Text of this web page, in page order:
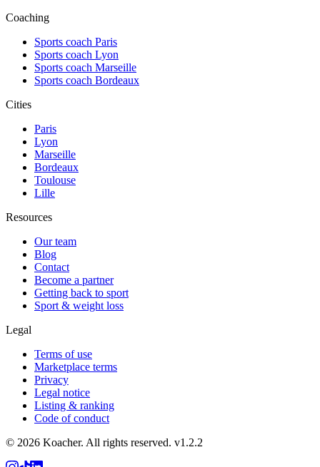
Coaching
Sports coach Paris
Sports coach Lyon
Sports coach Marseille
Sports coach Bordeaux
Cities
Paris
Lyon
Marseille
Bordeaux
Toulouse
Lille
Resources
Our team
Blog
Contact
Become a partner
Getting back to sport
Sport & weight loss
Legal
Terms of use
Marketplace terms
Privacy
Legal notice
Listing & ranking
Code of conduct
© 2026 Koacher. All rights reserved. v1.2.2